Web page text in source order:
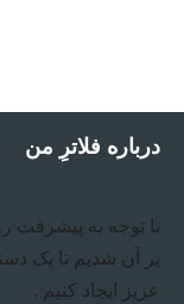
درباره فلاترِ من
با توجه به پیشرفت
بر آن شدیم تا یک
عزیز ایجاد کنیم .